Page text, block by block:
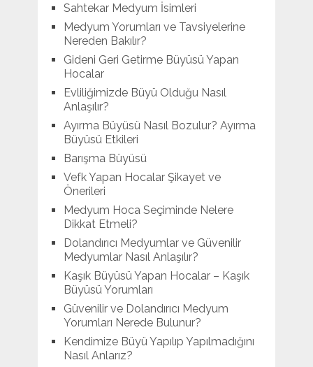
Sahtekar Medyum İsimleri
Medyum Yorumları ve Tavsiyelerine
Nereden Bakılır?
Gideni Geri Getirme Büyüsü Yapan
Hocalar
Evliliğimizde Büyü Olduğu Nasıl
Anlaşılır?
Ayırma Büyüsü Nasıl Bozulur? Ayırma
Büyüsü Etkileri
Barışma Büyüsü
Vefk Yapan Hocalar Şikayet ve
Önerileri
Medyum Hoca Seçiminde Nelere
Dikkat Etmeli?
Dolandırıcı Medyumlar ve Güvenilir
Medyumlar Nasıl Anlaşılır?
Kaşık Büyüsü Yapan Hocalar – Kaşık
Büyüsü Yorumları
Güvenilir ve Dolandırıcı Medyum
Yorumları Nerede Bulunur?
Kendimize Büyü Yapılıp Yapılmadığını
Nasıl Anlarız?